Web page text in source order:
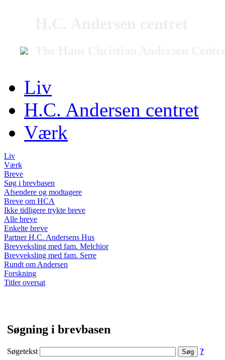
Liv
H.C. Andersen centret
Værk
Liv
Værk
Breve
Søg i brevbasen
Afsendere og modtagere
Breve om HCA
Ikke tidligere trykte breve
Alle breve
Enkelte breve
Partner H.C. Andersens Hus
Brevveksling med fam. Melchior
Brevveksling med fam. Serre
Rundt om Andersen
Forskning
Titler oversat
Søgning i brevbasen
Søgetekst ?